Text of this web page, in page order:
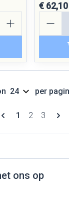
€ 62,10
Pagina's
U lees
1 Pagina
2 Pagina
3
per
ons op